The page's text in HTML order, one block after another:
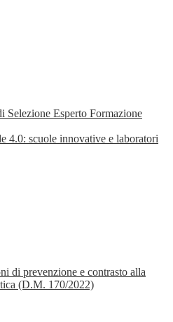
Selezione Esperto Formazione
4.0: scuole innovative e laboratori
di prevenzione e contrasto alla
(D.M. 170/2022)